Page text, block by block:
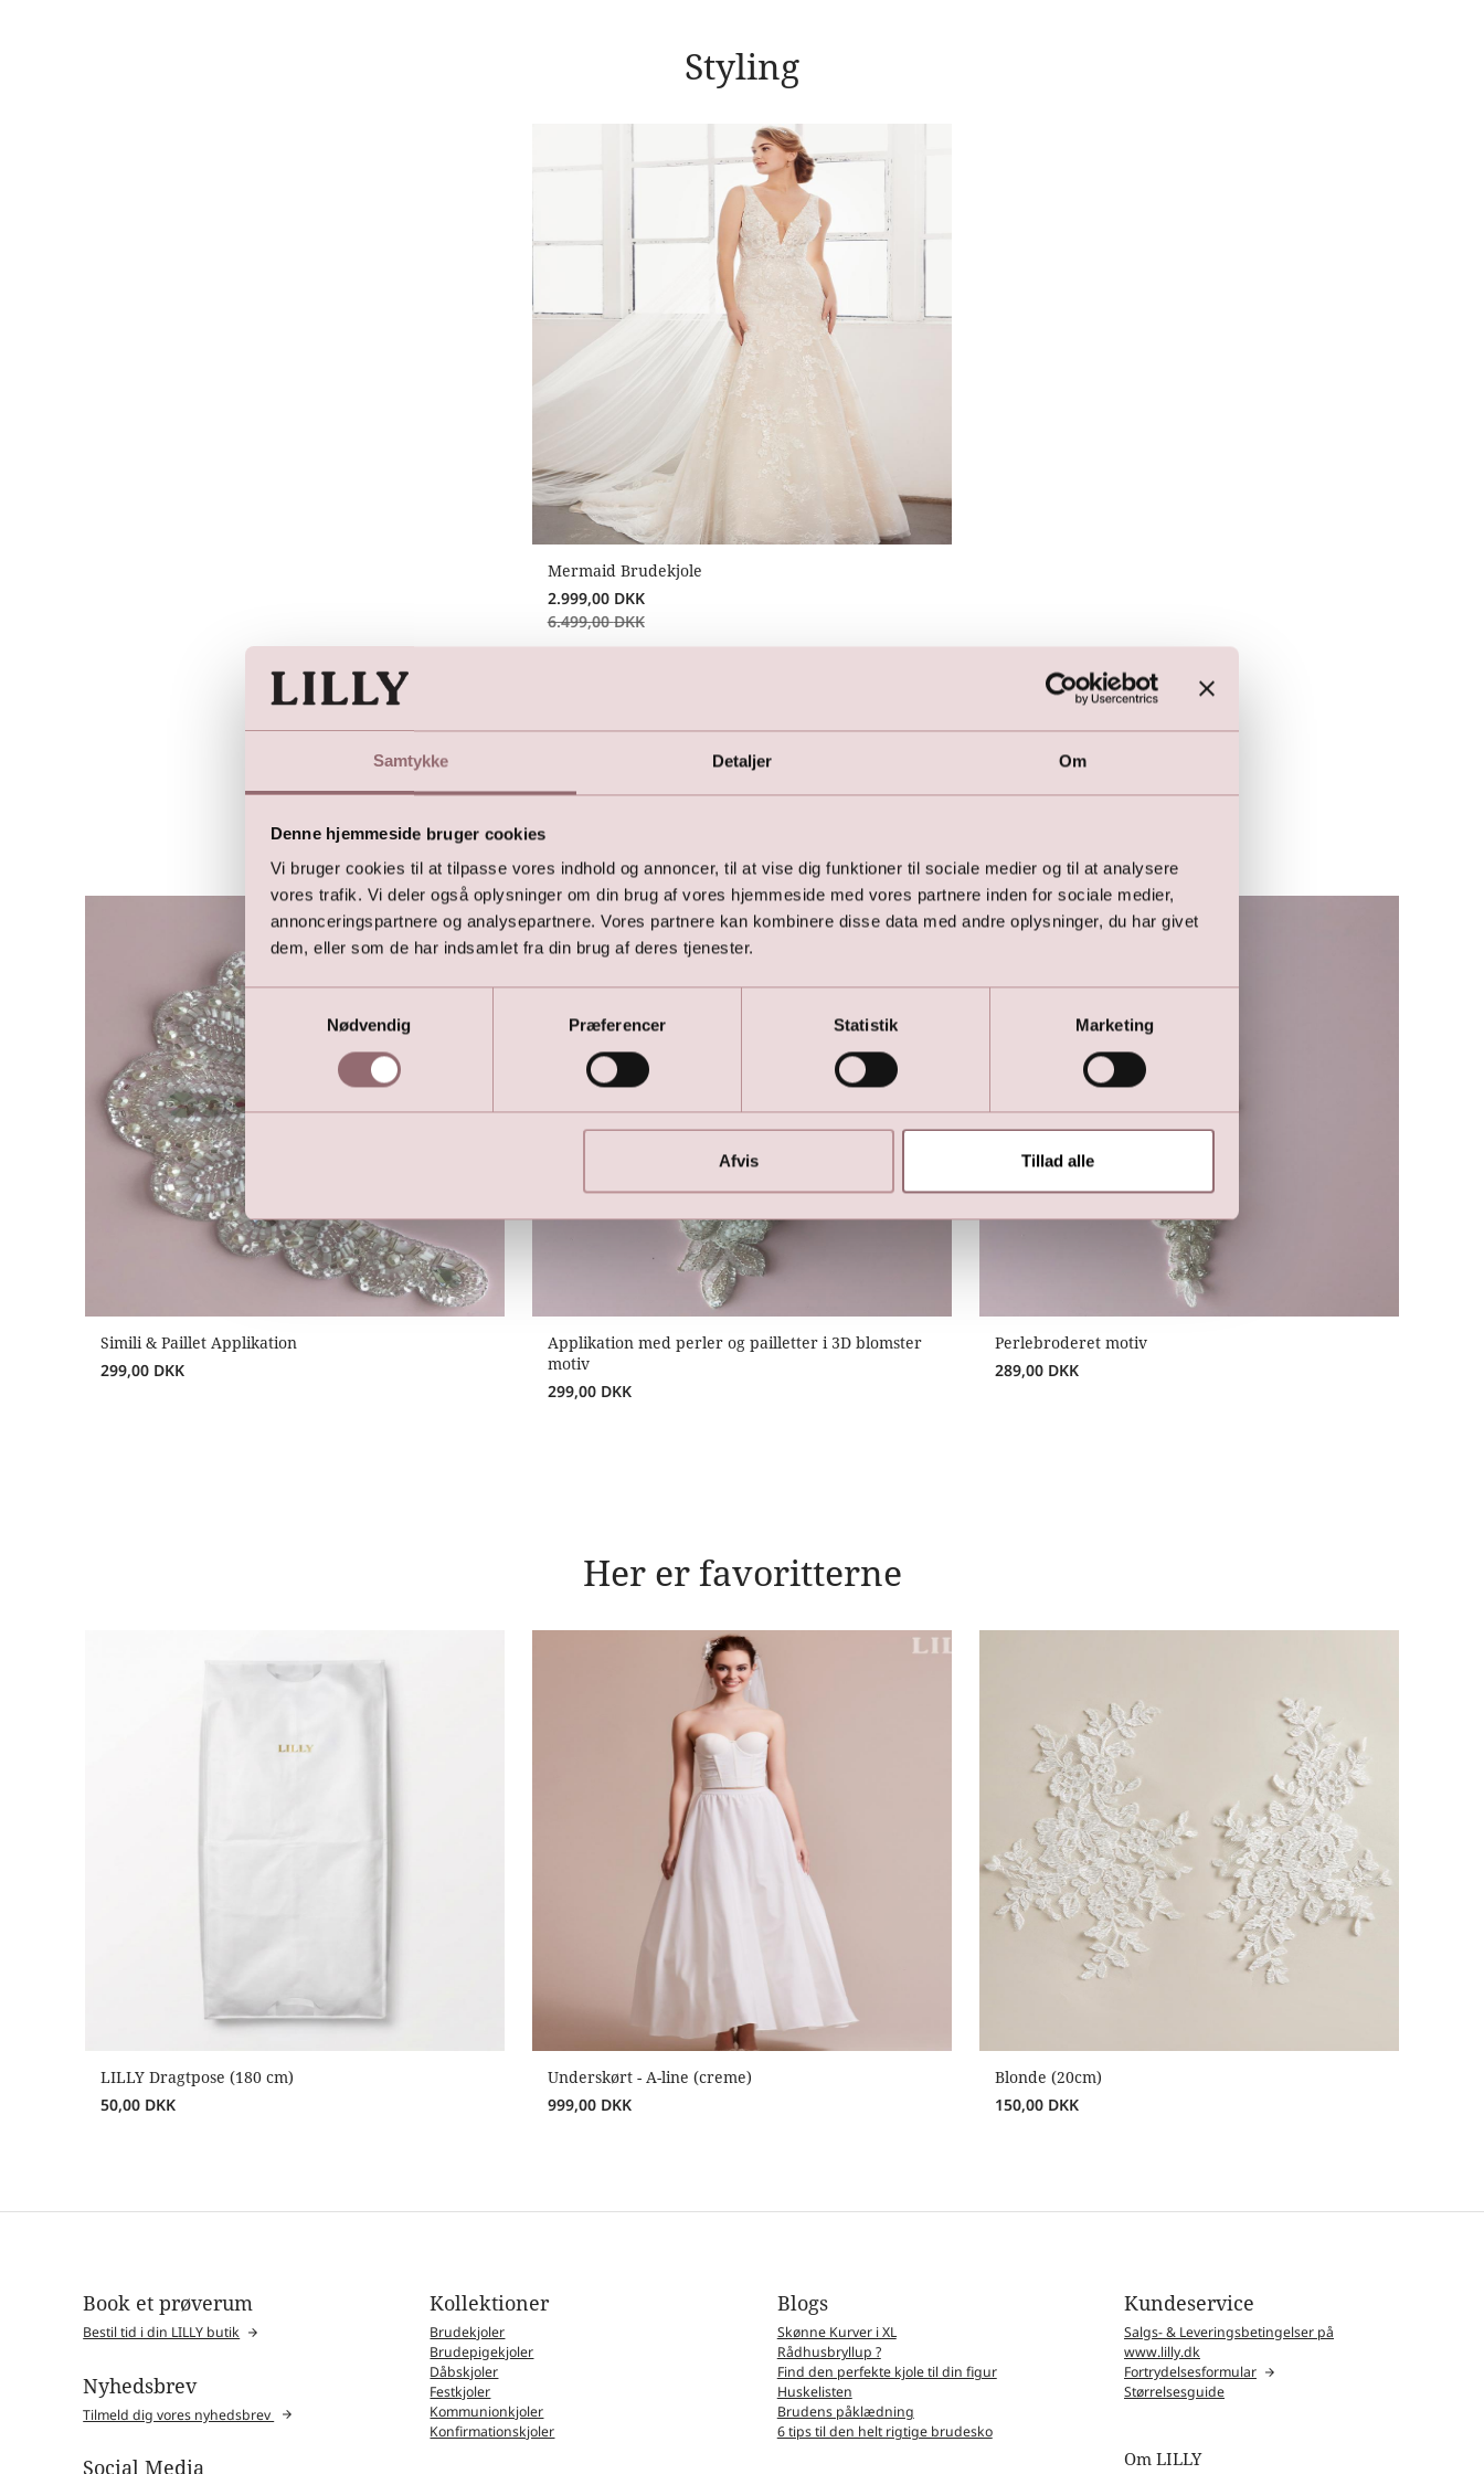
Samtykke Detaljer Om
Denne hjemmeside bruger cookies
Vi bruger cookies til at tilpasse vores indhold og annoncer, til at vise dig funktioner til sociale medier og til at analysere
vores trafik. Vi deler også oplysninger om din brug af vores hjemmeside med vores partnere inden for sociale medier,
annonceringspartnere og analysepartnere. Vores partnere kan kombinere disse data med andre oplysninger, du har givet
dem, eller som de har indsamlet fra din brug af deres tjenester.
Samtykkevalg
Nødvendig
Præferencer Statistik Marketing
Afvis Tillad alle
Styling
Mermaid Brudekjole
2.999,00 DKK
6.499,00 DKK
Simili & Paillet Applikation
299,00 DKK
Applikation med perler og pailletter i 3D blomster
motiv
299,00 DKK
Perlebroderet motiv
289,00 DKK
Her er favoritterne
LILLY Dragtpose (180 cm)
50,00 DKK
Underskørt - A-line (creme)
999,00 DKK
Blonde (20cm)
150,00 DKK
Book et prøverum
Bestil tid i din LILLY butik
Nyhedsbrev
Tilmeld dig vores nyhedsbrev
Social Media
Kollektioner
Brudekjoler
Brudepigekjoler
Dåbskjoler
Festkjoler
Kommunionkjoler
Konfirmationskjoler
Blogs
Skønne Kurver i XL
Rådhusbryllup ?
Find den perfekte kjole til din figur
Huskelisten
Brudens påklædning
6 tips til den helt rigtige brudesko
Kundeservice
Salgs- & Leveringsbetingelser på
www.lilly.dk
Fortrydelsesformular
Størrelsesguide
Om LILLY